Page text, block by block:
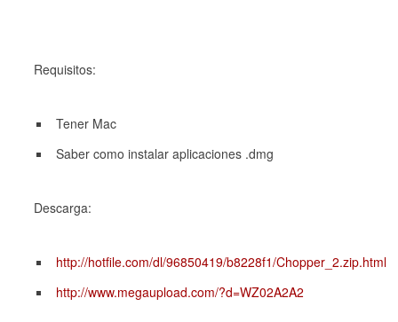
Requisitos:
Tener Mac
Saber como instalar aplicaciones .dmg
Descarga:
http://hotfile.com/dl/96850419/b8228f1/Chopper_2.zip.html
http://www.megaupload.com/?d=WZ02A2A2